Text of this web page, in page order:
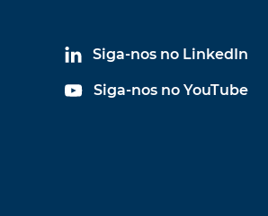
Siga-nos no LinkedIn
Siga-nos no YouTube